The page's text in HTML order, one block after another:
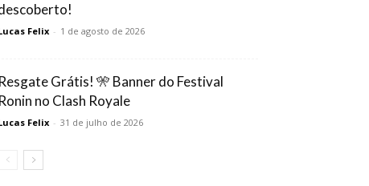
Felix - 1 de agosto de 2026
Resgate Grátis! 🎌 Banner do Festival
Ronin no Clash Royale
Felix - 31 de julho de 2026